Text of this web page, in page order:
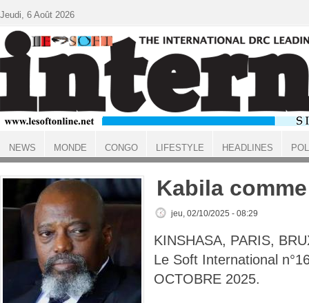
ACCUEIL
Kabila
jeu, 02/10/2025 - 08:29
KINSHASA, PARIS,
Le Soft International
OCTOBRE 2025.
Jeudi, 6 Août 2026
NEWS MONDE CONGO LIFESTYLE HEADLINES